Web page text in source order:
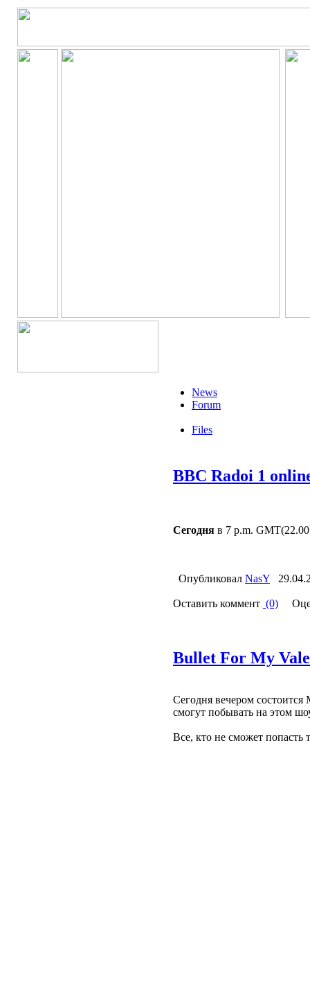
News
Forum
Files
BBC Radoi 1
Сегодня в 7 p.m.
Опубликовал NasY
Оставить коммент (0)
Bullet For My
Сегодня вечером
смогут побывать на этом
Все, кто не сможет попасть